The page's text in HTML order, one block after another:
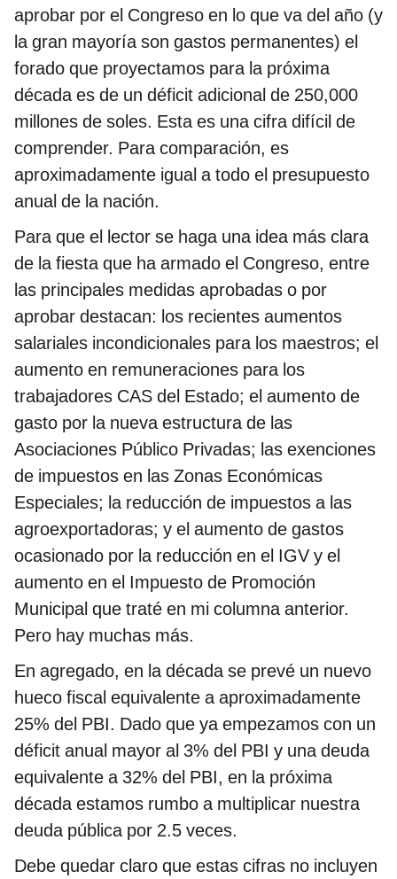
aprobar por el Congreso en lo que va del año (y
la gran mayoría son gastos permanentes) el
forado que proyectamos para la próxima
década es de un déficit adicional de 250,000
millones de soles. Esta es una cifra difícil de
comprender. Para comparación, es
aproximadamente igual a todo el presupuesto
anual de la nación.
Para que el lector se haga una idea más clara
de la fiesta que ha armado el Congreso, entre
las principales medidas aprobadas o por
aprobar destacan: los recientes aumentos
salariales incondicionales para los maestros; el
aumento en remuneraciones para los
trabajadores CAS del Estado; el aumento de
gasto por la nueva estructura de las
Asociaciones Público Privadas; las exenciones
de impuestos en las Zonas Económicas
Especiales; la reducción de impuestos a las
agroexportadoras; y el aumento de gastos
ocasionado por la reducción en el IGV y el
aumento en el Impuesto de Promoción
Municipal que traté en mi columna anterior.
Pero hay muchas más.
En agregado, en la década se prevé un nuevo
hueco fiscal equivalente a aproximadamente
25% del PBI. Dado que ya empezamos con un
déficit anual mayor al 3% del PBI y una deuda
equivalente a 32% del PBI, en la próxima
década estamos rumbo a multiplicar nuestra
deuda pública por 2.5 veces.
Debe quedar claro que estas cifras no incluyen